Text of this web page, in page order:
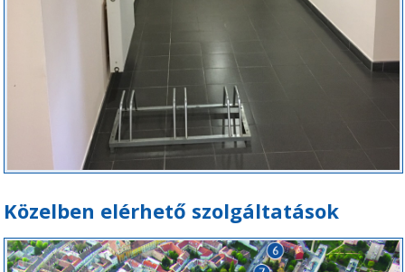
Közelben elérhető szolgáltatások